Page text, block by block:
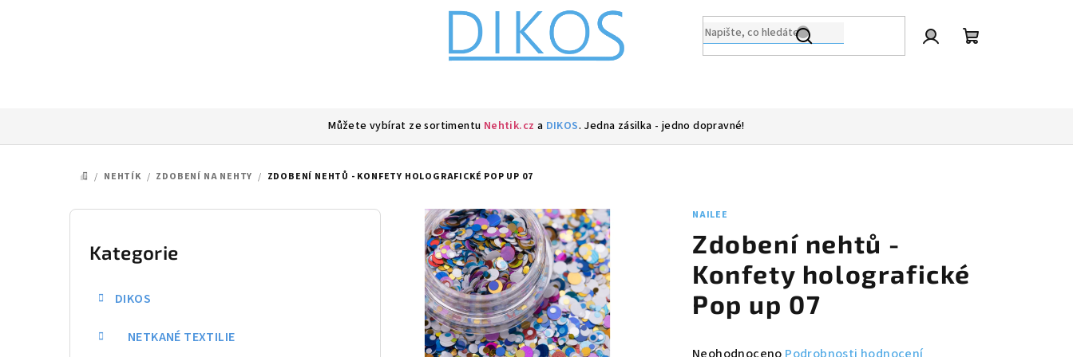
Můžete vybírat ze sortimentu Nehtik.cz a DIKOS. Jedna zásilka - jedno dopravné!
DOMŮ
/ NEHTÍK / ZDOBENÍ NA NEHTY / ZDOBENÍ NEHTŮ - KONFETY HOLOGRAFICKÉ POP UP 07
P
Přeskočit
kategorie
Kategorie
DIKOS
NETKANÉ TEXTILIE
NAILEE
Zdobení nehtů -
Konfety holografické
Pop up 07
Průměrné